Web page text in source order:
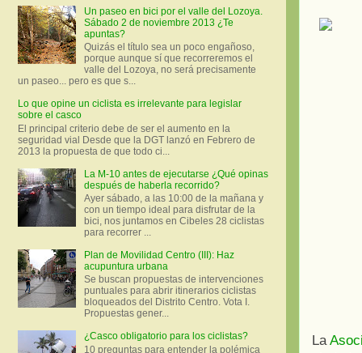
La
Un paseo en bici por el valle del Lozoya.
Sábado 2 de noviembre 2013 ¿Te
apuntas?
Quizás el título sea un poco engañoso,
porque aunque sí que recorreremos el
valle del Lozoya, no será precisamente
un paseo... pero es que s...
Lo que opine un ciclista es irrelevante para legislar
sobre el casco
El principal criterio debe de ser el aumento en la
seguridad vial Desde que la DGT lanzó en Febrero de
2013 la propuesta de que todo ci...
La M-10 antes de ejecutarse ¿Qué opinas
después de haberla recorrido?
Ayer sábado, a las 10:00 de la mañana y
con un tiempo ideal para disfrutar de la
bici, nos juntamos en Cibeles 28 ciclistas
para recorrer ...
Plan de Movilidad Centro (III): Haz
acupuntura urbana
Se buscan propuestas de intervenciones
puntuales para abrir itinerarios ciclistas
bloqueados del Distrito Centro. Vota I.
Propuestas gener...
¿Casco obligatorio para los ciclistas?
10 preguntas para entender la polémica